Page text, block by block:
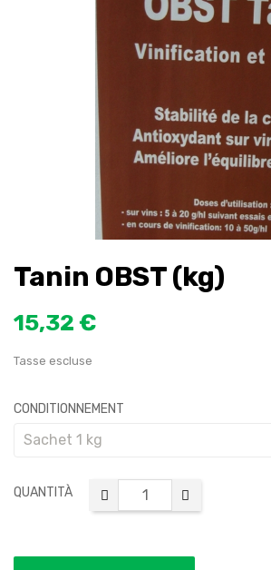
Tanin OBST (kg)
15,32 €
Tasse escluse
CONDITIONNEMENT
QUANTITÀ